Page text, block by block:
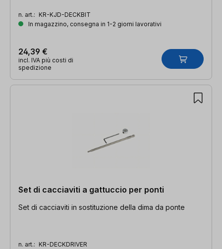
n. art.: KR-KJD-DECKBIT
In magazzino, consegna in 1-2 giorni lavorativi
24,39 €
incl. IVA più costi di
spedizione
Set di cacciaviti a gattuccio per ponti
Set di cacciaviti in sostituzione della dima da ponte
n. art.: KR-DECKDRIVER